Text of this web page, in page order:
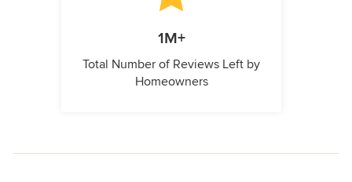
1M+
Total Number of Reviews Left by
Homeowners